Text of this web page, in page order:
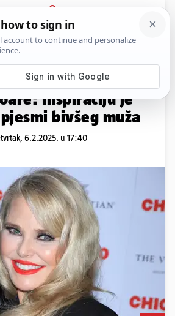
PRIJAVA
Show Komentari
(71) najavila
Inspiraciju je
bivšeg muža
6.2.2025. u 17:40